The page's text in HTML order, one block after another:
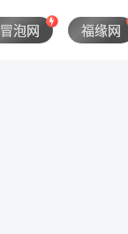
冒泡网 福缘网